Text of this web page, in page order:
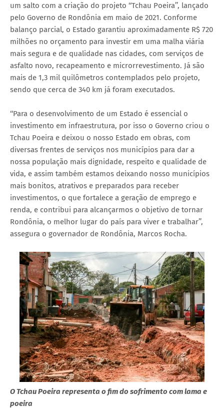
um salto com a criação do projeto ‘‘Tchau Poeira’’, lançado
pelo Governo de Rondônia em maio de 2021. Conforme
balanço parcial, o Estado garantiu aproximadamente R$ 720
milhões no orçamento para investir em uma malha viária
mais segura e de qualidade nas cidades, com serviços de
asfalto novo, recapeamento e microrrevestimento. Já são
mais de 1,3 mil quilômetros contemplados pelo projeto,
sendo que cerca de 340 km já foram executados.
‘‘Para o desenvolvimento de um Estado é essencial o
investimento em infraestrutura, por isso o Governo criou o
Tchau Poeira e deixou o nosso Estado em obras, com
diversas frentes de serviços nos municípios para dar a
nossa população mais dignidade, respeito e qualidade de
vida, e assim também estamos deixando nosso municípios
mais bonitos, atrativos e preparados para receber
investimentos, o que fortalece a geração de emprego e
renda, e contribui para alcançarmos o objetivo de tornar
Rondônia, o melhor lugar do país para viver e trabalhar’’,
assegura o governador de Rondônia, Marcos Rocha.
O Tchau Poeira representa o fim do sofrimento com lama e
poeira